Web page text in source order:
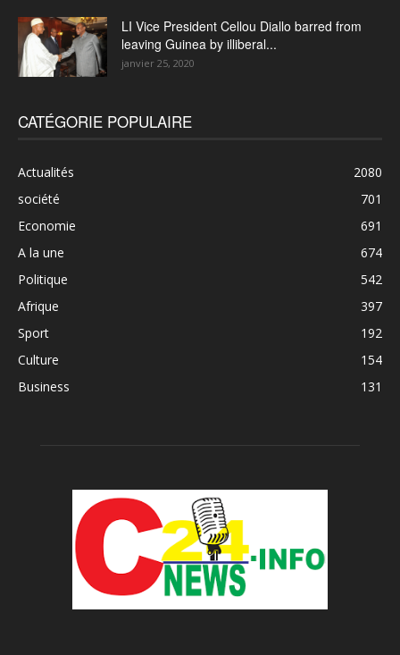
LI Vice President Cellou Diallo barred from
leaving Guinea by illiberal...
janvier 25, 2020
CATÉGORIE POPULAIRE
Actualités
2080
société
701
Economie
691
A la une
674
Politique
542
Afrique
397
Sport
192
Culture
154
Business
131